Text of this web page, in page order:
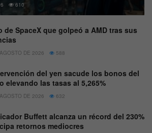
610
de SpaceX que golpeó a AMD tras sus
DE 2026 588
del yen sacude los bonos del
elevando las tasas al 5,265%
DE 2026 632
Buffett alcanza un récord del 230%
retornos mediocres